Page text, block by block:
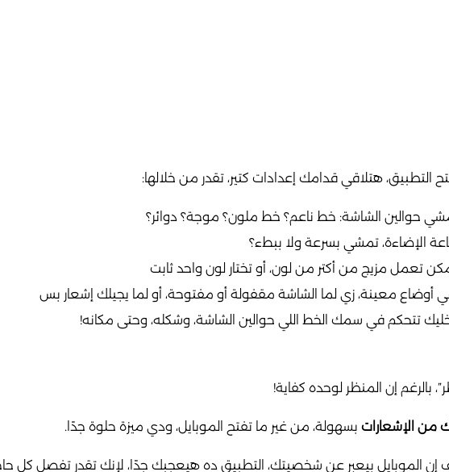
التطبيق، هتلاقي قدامك إعدادات كتير، تقدر من خلالها:
حوالين الشاشة: خط ناعم؟ خط ملون؟ موجة؟ دوائر؟
الإضاءة، تمشي بسرعة ولا ببطء؟
تعمل مزيج من أكتر من لون، أو تختار لون واحد ثابت
أوضاع معينة، زي لما الشاشة مقفولة أو مفتوحة، أو لما يجيلك إشعار بس
تتحكم في سمك الخط اللي حوالين الشاشة، وشكله، وحتى مكانه!
إن المنظر لوحده كفاية!
من الإشعارات بسهولة، من غير ما تفتح الموبايل، ودي ميزة حلوة جدًا.
الموبايل بيعبر عن شخصيتك، التطبيق ده هيعجبك جدًا، لإنك تقدر تفصل كل